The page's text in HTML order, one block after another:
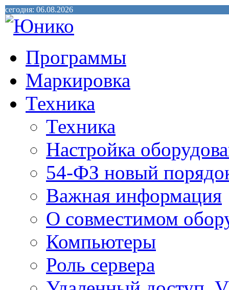
сегодня: 06.08.2026
Программы
Маркировка
Техника
Техника
Настройка
54-ФЗ новый
Важная информация
О совместимом
Компьютеры
Роль сервера